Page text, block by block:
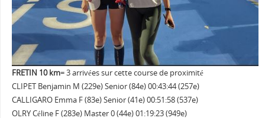
FRETIN 10 km= 3 arrivées sur cette course de proximité
CLIPET Benjamin M (229e) Senior (84e) 00:43:44 (257e)
CALLIGARO Emma F (83e) Senior (41e) 00:51:58 (537e)
OLRY Céline F (283e) Master 0 (44e) 01:19:23 (949e)